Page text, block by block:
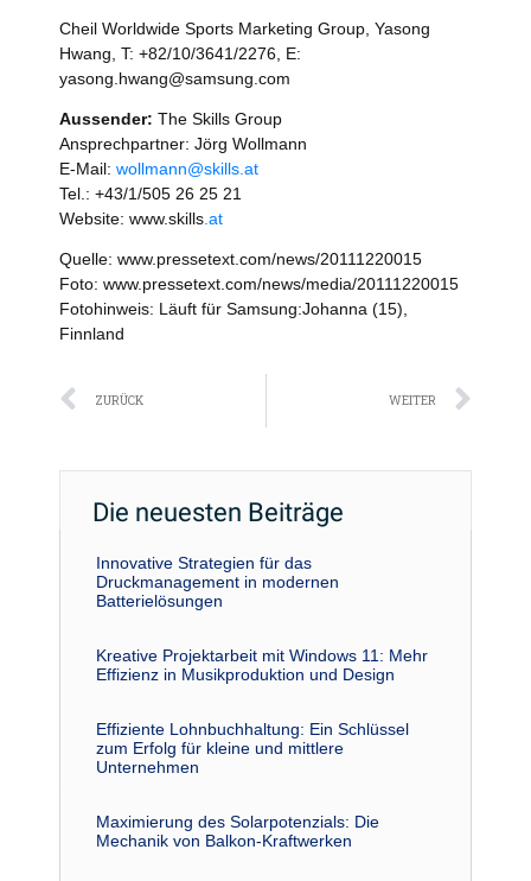
Cheil Worldwide Sports Marketing Group, Yasong
Hwang, T: +82/10/3641/2276, E:
yasong.hwang@samsung.com
Aussender: The Skills Group
Ansprechpartner: Jörg Wollmann
E-Mail: wollmann@skills.at
Tel.: +43/1/505 26 25 21
Website: www.skills .at
Quelle: www.pressetext.com/news/20111220015
Foto: www.pressetext.com/news/media/20111220015
Fotohinweis: Läuft für Samsung:Johanna (15),
Finnland
Zurück
ZURÜCK WEITER
Die neuesten Beiträge
Innovative Strategien für das
Druckmanagement in modernen
Batterielösungen
Kreative Projektarbeit mit Windows 11: Mehr
Effizienz in Musikproduktion und Design
Effiziente Lohnbuchhaltung: Ein Schlüssel
zum Erfolg für kleine und mittlere
Unternehmen
Maximierung des Solarpotenzials: Die
Mechanik von Balkon-Kraftwerken